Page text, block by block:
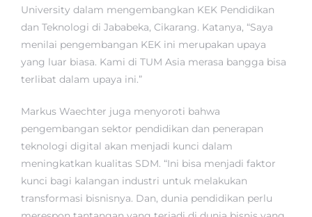
University dalam mengembangkan KEK Pendidikan
dan Teknologi di Jababeka, Cikarang. Katanya, “Saya
menilai pengembangan KEK ini merupakan upaya
yang luar biasa. Kami di TUM Asia merasa bangga bisa
terlibat dalam upaya ini.”
Markus Waechter juga menyoroti bahwa
pengembangan sektor pendidikan dan penerapan
teknologi digital akan menjadi kunci dalam
meningkatkan kualitas SDM. “Ini bisa menjadi faktor
kunci bagi kalangan industri untuk melakukan
transformasi bisnisnya. Dan, dunia pendidikan perlu